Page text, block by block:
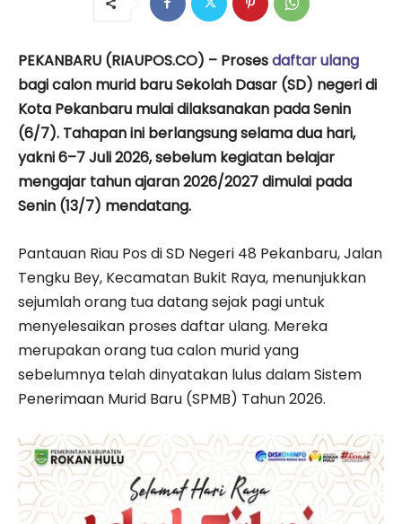
PEKANBARU (RIAUPOS.CO) – Prosesdaftar ulang
bagi calon murid baru Sekolah Dasar (SD) negeri di
Kota Pekanbaru mulai dilaksanakan pada Senin
(6/7). Tahapan ini berlangsung selama dua hari,
yakni 6–7 Juli 2026, sebelum kegiatan belajar
mengajar tahun ajaran 2026/2027 dimulai pada
Senin (13/7) mendatang.
Pantauan Riau Pos di SD Negeri 48 Pekanbaru, Jalan
Tengku Bey, Kecamatan Bukit Raya, menunjukkan
sejumlah orang tua datang sejak pagi untuk
menyelesaikan proses daftar ulang. Mereka
merupakan orang tua calon murid yang
sebelumnya telah dinyatakan lulus dalam Sistem
Penerimaan Murid Baru (SPMB) Tahun 2026.